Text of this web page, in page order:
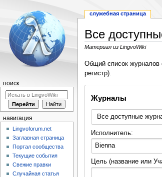
Все
Материал из LingvoWiki
Перейти
к
Перейти
к
Общий список журналов
регистр).
Журналы
Исполнитель:
Цель (название или
служебная страница
поиск
навигация
Lingvoforum.net
Заглавная страница
Портал сообщества
Текущие события
Свежие правки
Случайная статья